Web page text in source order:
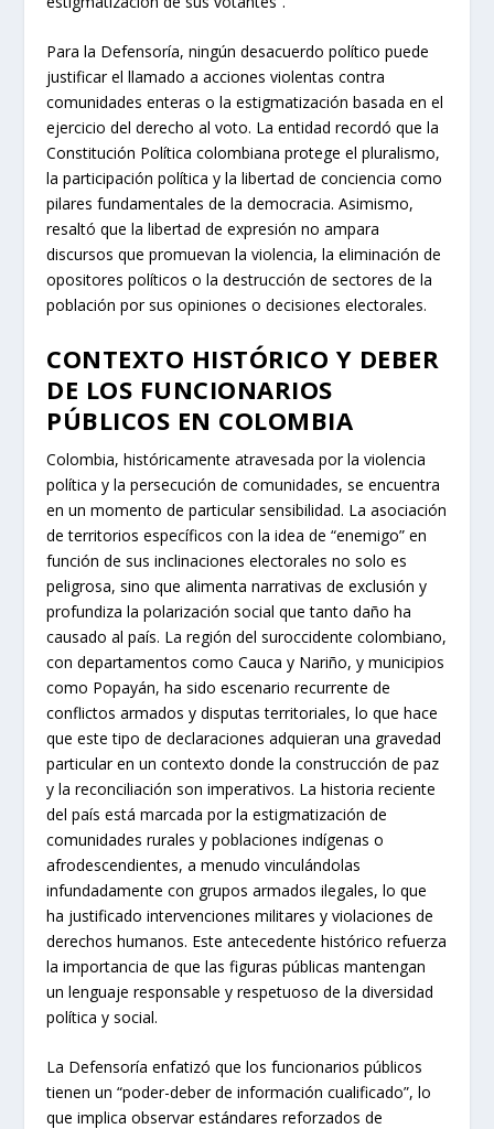
Para la Defensoría, ningún desacuerdo político puede
justificar el llamado a acciones violentas contra
comunidades enteras o la estigmatización basada en el
ejercicio del derecho al voto. La entidad recordó que la
Constitución Política colombiana protege el pluralismo,
la participación política y la libertad de conciencia como
pilares fundamentales de la democracia. Asimismo,
resaltó que la libertad de expresión no ampara
discursos que promuevan la violencia, la eliminación de
opositores políticos o la destrucción de sectores de la
población por sus opiniones o decisiones electorales.
CONTEXTO HISTÓRICO Y DEBER
DE LOS FUNCIONARIOS
PÚBLICOS EN COLOMBIA
Colombia, históricamente atravesada por la violencia
política y la persecución de comunidades, se encuentra
en un momento de particular sensibilidad. La asociación
de territorios específicos con la idea de “enemigo” en
función de sus inclinaciones electorales no solo es
peligrosa, sino que alimenta narrativas de exclusión y
profundiza la polarización social que tanto daño ha
causado al país. La región del suroccidente colombiano,
con departamentos como Cauca y Nariño, y municipios
como Popayán, ha sido escenario recurrente de
conflictos armados y disputas territoriales, lo que hace
que este tipo de declaraciones adquieran una gravedad
particular en un contexto donde la construcción de paz
y la reconciliación son imperativos. La historia reciente
del país está marcada por la estigmatización de
comunidades rurales y poblaciones indígenas o
afrodescendientes, a menudo vinculándolas
infundadamente con grupos armados ilegales, lo que
ha justificado intervenciones militares y violaciones de
derechos humanos. Este antecedente histórico refuerza
la importancia de que las figuras públicas mantengan
un lenguaje responsable y respetuoso de la diversidad
política y social.
La Defensoría enfatizó que los funcionarios públicos
tienen un “poder-deber de información cualificado”, lo
que implica observar estándares reforzados de